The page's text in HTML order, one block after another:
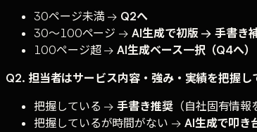
30ページ未満 → Q2へ
30〜100ページ →AI生成で初版 → 手書き
100ページ超 →AI生成ベース一択（Q4へ）
Q2. 担当者はサービス内容・強み・実績を把握し
把握している →手書き推奨（自社固有情報
把握しているが時間がない → AI生成で叩き